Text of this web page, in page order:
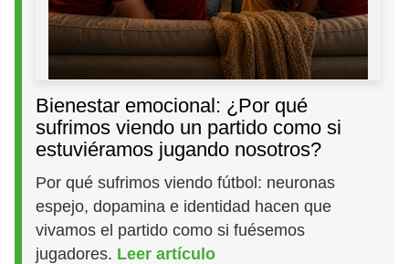
Bienestar emocional: ¿Por qué
sufrimos viendo un partido como si
estuviéramos jugando nosotros?
Por qué sufrimos viendo fútbol: neuronas
espejo, dopamina e identidad hacen que
vivamos el partido como si fuésemos
jugadores. Leer artículo